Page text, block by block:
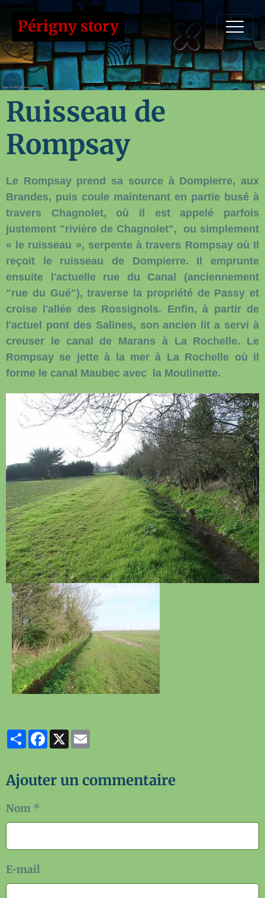
Périgny story
Ruisseau de
Rompsay
Le Rompsay prend sa source à Dompierre, aux
Brandes, puis coule maintenant en partie busé à
travers Chagnolet, où il est appelé parfois
justement "rivière de Chagnolet", ou simplement
« le ruisseau », serpente à travers Rompsay où Il
reçoit le ruisseau de Dompierre. Il emprunte
ensuite l'actuelle rue du Canal (anciennement
"rue du Gué"), traverse la propriété de Passy et
croise l'allée des Rossignols. Enfin, à partir de
l'actuel pont des Salines, son ancien lit a servi à
creuser le canal de Marans à La Rochelle. Le
Rompsay se jette à la mer à La Rochelle où il
forme le canal Maubec avec la Moulinette.
PartagerFacebook
X
Ajouter un commentaire
Nom
E-mail